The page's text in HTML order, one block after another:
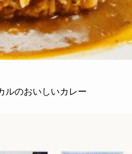
ルのおいしいカレー